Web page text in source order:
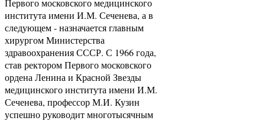
института имени И.М. Сеченева, а в
следующем - назначается главным
хирургом Министерства
здравоохранения СССР. С 1966 года,
став ректором Первого московского
ордена Ленина и Красной Звезды
медицинского института имени И.М.
Сеченева, профессор М.И. Кузин
успешно руководит многотысячным